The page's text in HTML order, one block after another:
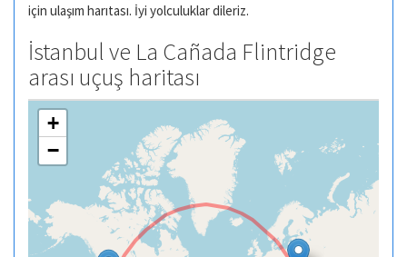
için ulaşım harıtası. İyi yolculuklar dileriz.
İstanbul ve La Cañada Flintridge
arası uçuş haritası
+
−